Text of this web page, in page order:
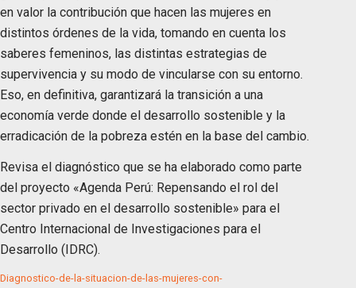
en valor la contribución que hacen las mujeres en
distintos órdenes de la vida, tomando en cuenta los
saberes femeninos, las distintas estrategias de
supervivencia y su modo de vincularse con su entorno.
Eso, en definitiva, garantizará la transición a una
economía verde donde el desarrollo sostenible y la
erradicación de la pobreza estén en la base del cambio.
Revisa el diagnóstico que se ha elaborado como parte
del proyecto «Agenda Perú: Repensando el rol del
sector privado en el desarrollo sostenible» para el
Centro Internacional de Investigaciones para el
Desarrollo (IDRC).
Diagnostico-de-la-situacion-de-las-mujeres-con-